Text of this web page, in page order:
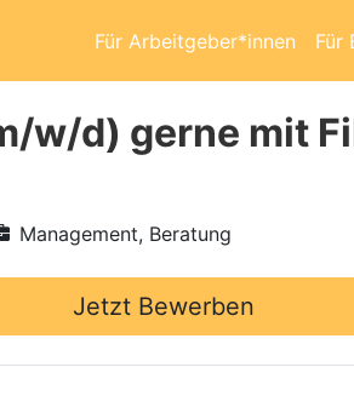
Für Arbeitgeber*innen Für
w/d) gerne mit
Management, Beratung
Jetzt Bewerben